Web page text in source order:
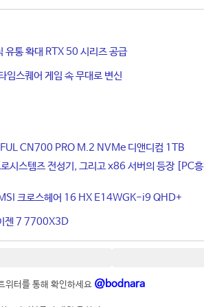
통 확대 RTX 50 시리즈 공급
임스퀘어 게임 속 무대로 변신
CN700 PRO M.2 NVMe 디앤디컴 1TB
시스템즈 전성기, 그리고 x86 서버의 등장 [PC
크로스헤어 16 HX E14WGK-i9 QHD+
젠 7 7700X3D
위터를 통해 확인하세요 @bodnara